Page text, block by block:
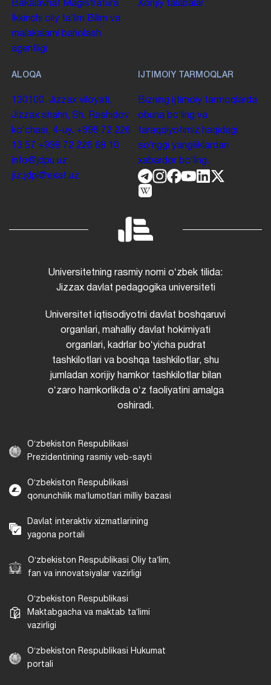
Bakalavriat Magistratura
Ikkinchi oliy taʼlim Bilim va
malakalarni baholash
agentligi
Xorijiy talabalar
ALOQA
130100. Jizzax viloyati,
Jizzax shahri, Sh. Rashidov
koʻchasi, 4-uy. +998 72 226
13 57 +998 72 226 68 10
info@jdpu.uz
jiz.jdpi@exat.uz
IJTIMOIY TARMOQLAR
Bizning ijtimoiy tarmoqlarda
obuna boʻling va
taraqqiyotimiz haqidagi
soʻnggi yangiliklardan
xabardor boʻling.
Universitetning rasmiy nomi oʻzbek tilida:
Jizzax davlat pedagogika universiteti
Universitet iqtisodiyotni davlat boshqaruvi
organlari, mahalliy davlat hokimiyati
organlari, kadrlar boʻyicha pudrat
tashkilotlari va boshqa tashkilotlar, shu
jumladan xorijiy hamkor tashkilotlar bilan
oʻzaro hamkorlikda oʻz faoliyatini amalga
oshiradi.
Oʻzbekiston Respublikasi
Prezidentining rasmiy veb-sayti
Oʻzbekiston Respublikasi
qonunchilik maʼlumotlari milliy bazasi
Davlat interaktiv xizmatlarining
yagona portali
Oʻzbekiston Respublikasi Oliy taʼlim,
fan va innovatsiyalar vazirligi
Oʻzbekiston Respublikasi
Maktabgacha va maktab taʼlimi
vazirligi
Oʻzbekiston Respublikasi Hukumat
portali